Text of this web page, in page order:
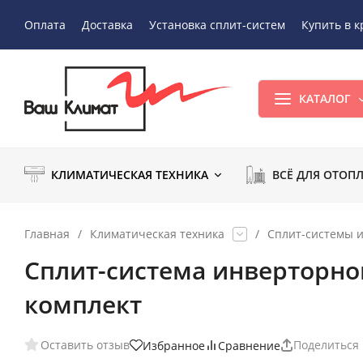
Оплата Доставка Установка сплит-систем Купить в
КАТАЛОГ
КЛИМАТИЧЕСКАЯ ТЕХНИКА ВСЁ ДЛЯ
Главная / Климатическая техника / Сплит-системы
Сплит-система
комплект
Оставить отзыв Избранное Сравнение Поделиться